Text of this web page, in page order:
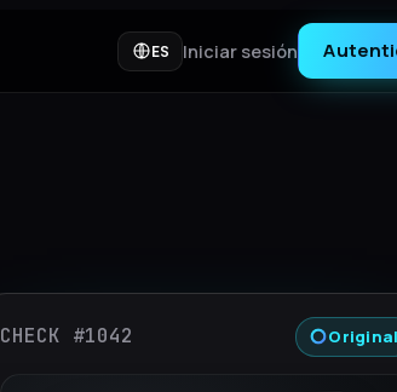
ES Iniciar sesión
CHECK #1041 ANALIZANDO DETALLES…